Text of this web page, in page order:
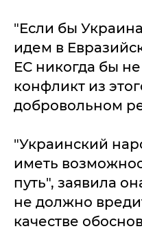
"Если бы
идем в
ЕС никогда бы
конфликт из
добровольном
"Украинский
иметь
путь", заявила
не должно
качестве